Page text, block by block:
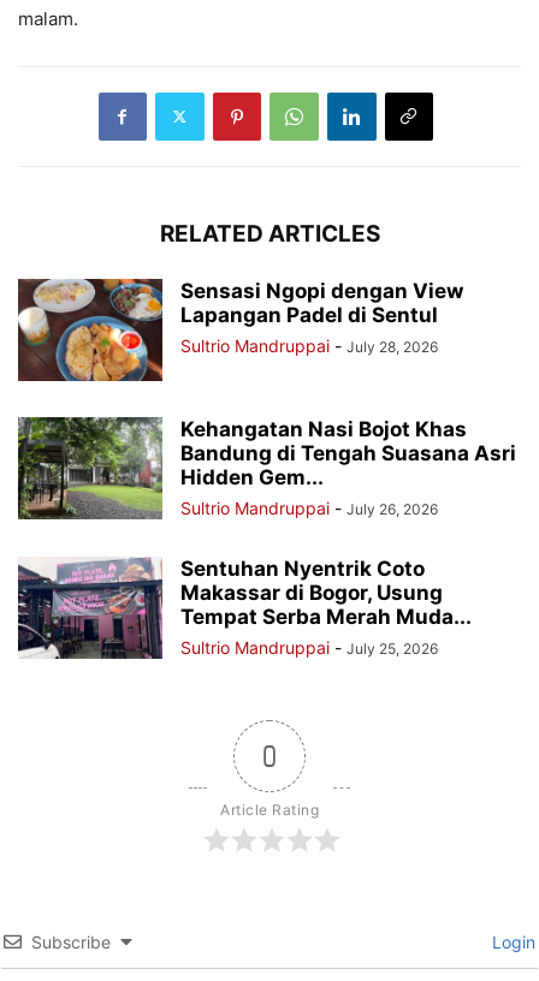
malam.
RELATED ARTICLES
Sensasi Ngopi dengan View
Lapangan Padel di Sentul
Sultrio Mandruppai - July 28, 2026
Kehangatan Nasi Bojot Khas
Bandung di Tengah Suasana Asri
Hidden Gem...
Sultrio Mandruppai - July 26, 2026
Sentuhan Nyentrik Coto
Makassar di Bogor, Usung
Tempat Serba Merah Muda...
Sultrio Mandruppai - July 25, 2026
0
Article Rating
Subscribe Login